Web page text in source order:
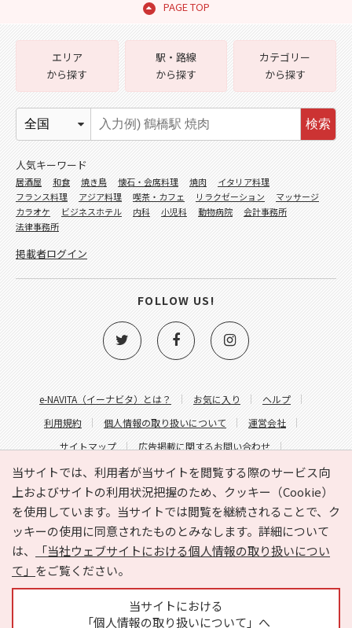
PAGE TOP
当サイトでは、利用者が当サイトを閲覧する際のサービス向
上およびサイトの利用状況把握のため、クッキー（Cookie）
を使用しています。当サイトでは閲覧を継続されることで、ク
ッキーの使用に同意されたものとみなします。詳細について
は、
「当社ウェブサイトにおける個人情報の取り扱いについ
て」 をご覧ください。
当サイトにおける
「個人情報の取り扱いについて」へ
e-NAVITA（イーナビタ）とは？ お気に入り
ヘルプ
利用規約
個人情報の取り扱いについて
運営会社
サイトマップ
広告掲載に関するお問い合わせ
サイトの内容に関するお問い合わせ
エリア
から探す
駅・路線
から探す
カテゴリー
から探す
検索
人気キーワード
居酒屋 和食 焼き鳥 懐石・会席料理 焼肉
イタリア料理
フランス料理
アジア料理 喫茶・カフェ リラクゼーション
マッサージ
カラオケ
ビジネスホテル 内科 小児科 動物病院
会計事務所
法律事務所
掲載者ログイン
FOLLOW US!
Copyright © HYOJITO.Co.,Ltd. All Rights Reserved.